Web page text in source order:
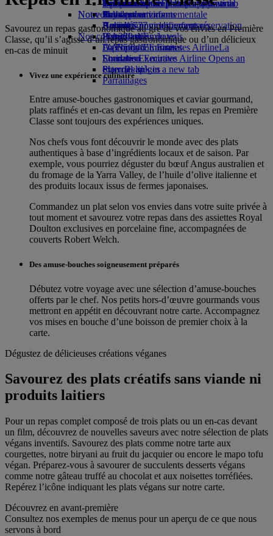
Opens an external link in a new tab
Boissons
Notre flotte
Boeing 777
L’A380 d’Emirates
L’A350 d’Emirates
Emirates Executive
Plan des sièges
Divertissements pour les enfants
Jouets pour enfants
Activités pour les enfants
La durabilité en pratique
Politique environnementale
Rapports environnementaux
Nos communautés
La Fondation Emirates AirlineLa
Fondation Emirates Airline Opens an
external link in a new tab
Parrainages
Toronto-Dubai
Nouvelles destinations
Helsinki
Hangzhou
Da Nang
Shenzhen
Siem Reap
Se connecter à Emirates Skywards
Skywards+
Téléphone portable et l'application
Emirates
Annuler ou modifier une réservation
Perturbations de vols
À propos d’Emirates
Savourez un repas gastronomique au gré de vos envies en Première
Classe, qu’il s’agisse d’un repas gastronomique ou d’un délicieux
en-cas de minuit
Vivez une expérience culinaire
Entre amuse-bouches gastronomiques et caviar gourmand,
plats raffinés et en-cas devant un film, les repas en Première
Classe sont toujours des expériences uniques.
Nos chefs vous font découvrir le monde avec des plats
authentiques à base d’ingrédients locaux et de saison. Par
exemple, vous pourriez déguster du bœuf Angus australien et
du fromage de la Yarra Valley, de l’huile d’olive italienne et
des produits locaux issus de fermes japonaises.
Commandez un plat selon vos envies dans votre suite privée à
tout moment et savourez votre repas dans des assiettes Royal
Doulton exclusives en porcelaine fine, accompagnées de
couverts Robert Welch.
Des amuse-bouches soigneusement préparés
Débutez votre voyage avec une sélection d’amuse-bouches
offerts par le chef. Nos petits hors-d’œuvre gourmands vous
mettront en appétit en découvrant notre carte. Accompagnez
vos mises en bouche d’une boisson de premier choix à la
carte.
Dégustez de délicieuses créations véganes
Savourez des plats créatifs sans viande ni
produits laitiers
Pour un repas complet composé de trois plats ou un en-cas devant
un film, découvrez de nouvelles saveurs avec notre sélection de plats
végans inventifs. Savourez des plats comme notre tarte aux
courgettes, notre biryani au fruit du jacquier ou encore le mapo tofu
végan. Préparez-vous à savourer de succulents desserts végans
comme notre gâteau truffé au chocolat et aux noisettes torréfiées.
Repérez l’icône indiquant les plats végans sur notre carte.
Découvrez en avant-première
Consultez nos exemples de menus pour un aperçu de ce que nous
servons à bord